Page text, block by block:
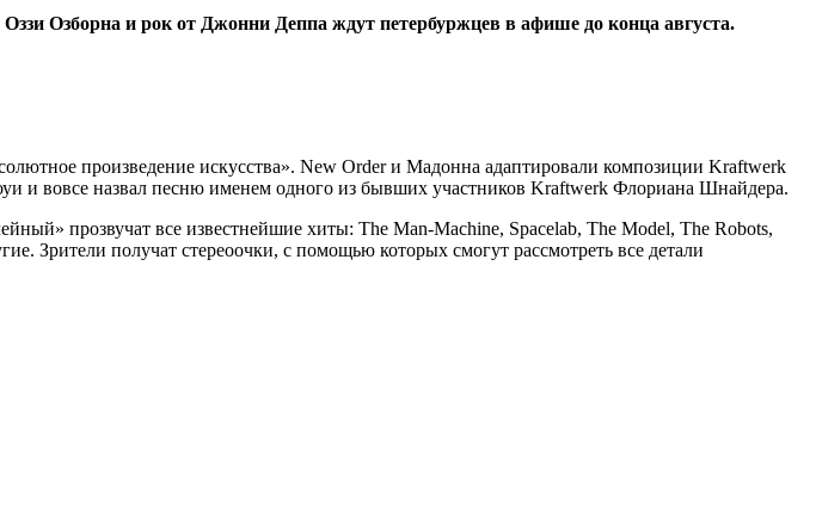
Озборна и рок от Джонни Деппа ждут петербуржцев в афише до конца августа.
произведение искусства». New Order и Мадонна адаптировали композиции Kraftwerk
и вовсе назвал песню именем одного из бывших участников Kraftwerk Флориана Шнайдера.
прозвучат все известнейшие хиты: The Man-Machine, Spacelab, The Model, The Robots,
Зрители получат стереоочки, с помощью которых смогут рассмотреть все детали